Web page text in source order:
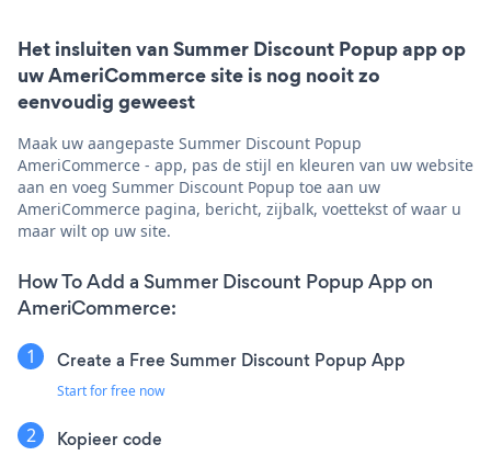
Het insluiten van Summer Discount Popup app op
uw AmeriCommerce site is nog nooit zo
eenvoudig geweest
Maak uw aangepaste Summer Discount Popup
AmeriCommerce - app, pas de stijl en kleuren van uw website
aan en voeg Summer Discount Popup toe aan uw
AmeriCommerce pagina, bericht, zijbalk, voettekst of waar u
maar wilt op uw site.
How To Add a Summer Discount Popup App on
AmeriCommerce:
Create a Free Summer Discount Popup App
Start for free now
Kopieer code